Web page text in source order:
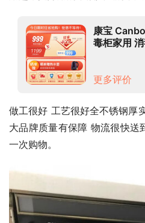
康宝
毒柜家用
更多评价
做工很好 工艺很好全不锈钢厚
大品牌质量有保障 物流很快送
一次购物。